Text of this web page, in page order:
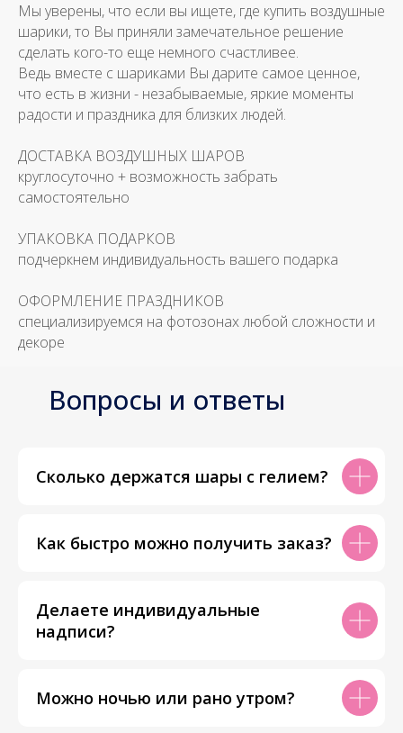
Мы уверены, что если вы ищете, где купить воздушные
шарики, то Вы приняли замечательное решение
сделать кого-то еще немного счастливее.
Ведь вместе с шариками Вы дарите самое ценное,
что есть в жизни - незабываемые, яркие моменты
радости и праздника для близких людей.
ДОСТАВКА ВОЗДУШНЫХ ШАРОВ
круглосуточно + возможность забрать
самостоятельно
УПАКОВКА ПОДАРКОВ
подчеркнем индивидуальность вашего подарка
ОФОРМЛЕНИЕ ПРАЗДНИКОВ
специализируемся на фотозонах любой сложности и
декоре
Вопросы и ответы
Сколько держатся шары с гелием?
Как быстро можно получить заказ?
Делаете индивидуальные
надписи?
Можно ночью или рано утром?